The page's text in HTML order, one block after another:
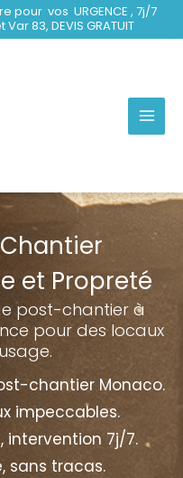
pour vos URGENCE , 7j/7
83, DEVIS GRATUIT
et Propreté
post-chantier à
pour des locaux
chantier Monaco.
impeccables.
intervention 7j/7.
sans tracas.